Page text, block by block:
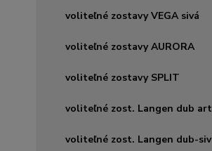
voliteľné zostavy VEGA sivá
voliteľné zostavy AURORA
voliteľné zostavy SPLIT
voliteľné zost. Langen dub art
voliteľné zost. Langen dub-siv